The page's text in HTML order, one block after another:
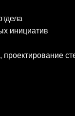
инициатив